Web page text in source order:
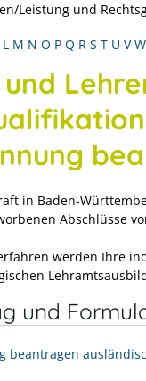
Leistung und
L M N O P Q R S T U V W
in Baden-
Abschlüsse
werden Ihre
und
beantragen